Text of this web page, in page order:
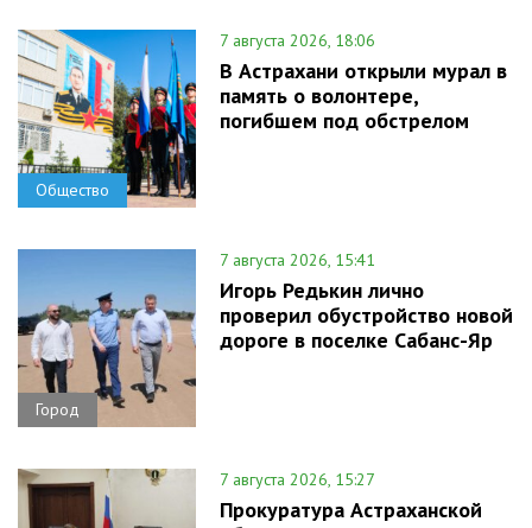
Общество
7 августа 2026, 18:06
В Астрахани открыли мурал в
память о волонтере,
погибшем под обстрелом
Город
7 августа 2026, 15:41
Игорь Редькин лично
проверил обустройство новой
дороге в поселке Сабанс-Яр
7 августа 2026, 15:27
Прокуратура Астраханской